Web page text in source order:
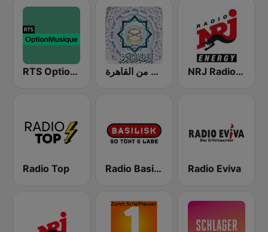
RTS Option Musique إذاعة القرآن الكريم من القاهرة NRJ Radio ENERGY
Radio Top Radio Basilisk Radio Eviva